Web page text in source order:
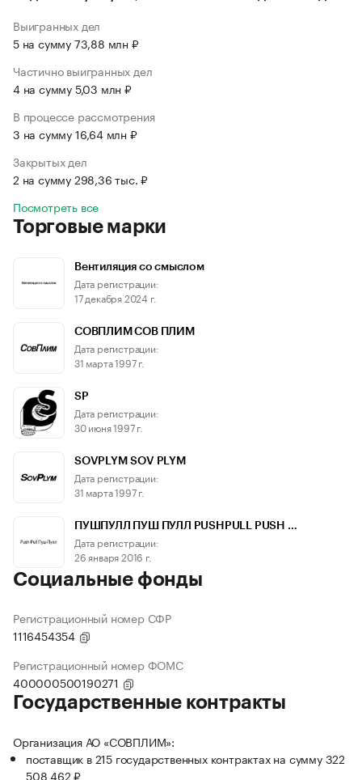
Выигранных дел
5 на сумму 73,88 млн ₽
Частично выигранных дел
4 на сумму 5,03 млн ₽
В процессе рассмотрения
3 на сумму 16,64 млн ₽
Закрытых дел
2 на сумму 298,36 тыс. ₽
Посмотреть все
Торговые марки
Вентиляция со смыслом
Дата регистрации:
17 декабря 2024 г.
СОВПЛИМ СОВ ПЛИМ
Дата регистрации:
31 марта 1997 г.
SP
Дата регистрации:
30 июня 1997 г.
SOVPLYM SOV PLYM
Дата регистрации:
31 марта 1997 г.
ПУШПУЛЛ ПУШ ПУЛЛ PUSHPULL PUSH …
Дата регистрации:
26 января 2016 г.
Социальные фонды
Регистрационный номер СФР
1116454354
Регистрационный номер ФОМС
400000500190271
Государственные контракты
Организация АО «СОВПЛИМ»:
поставщик в 215 государственных контрактах на сумму 322
508 462 ₽